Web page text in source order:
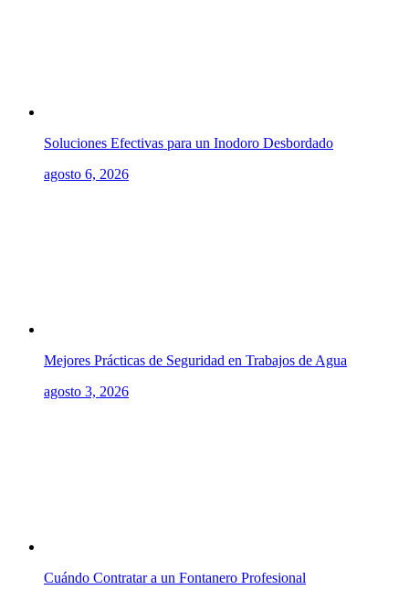
Soluciones Efectivas para un Inodoro Desbordado
agosto 6, 2026
Mejores Prácticas de Seguridad en Trabajos de Agua
agosto 3, 2026
Cuándo Contratar a un Fontanero Profesional